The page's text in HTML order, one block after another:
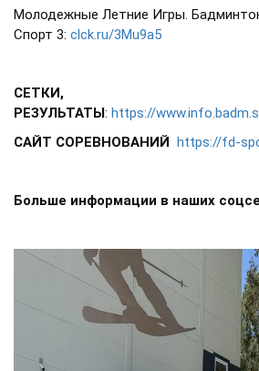
Молодежные Летние Игры.
Спорт 3: clck.ru/3Mu9a5
СЕТКИ,
РЕЗУЛЬТАТЫ: https://
САЙТ СОРЕВНОВАНИЙ https://fd-
Больше информации в наших